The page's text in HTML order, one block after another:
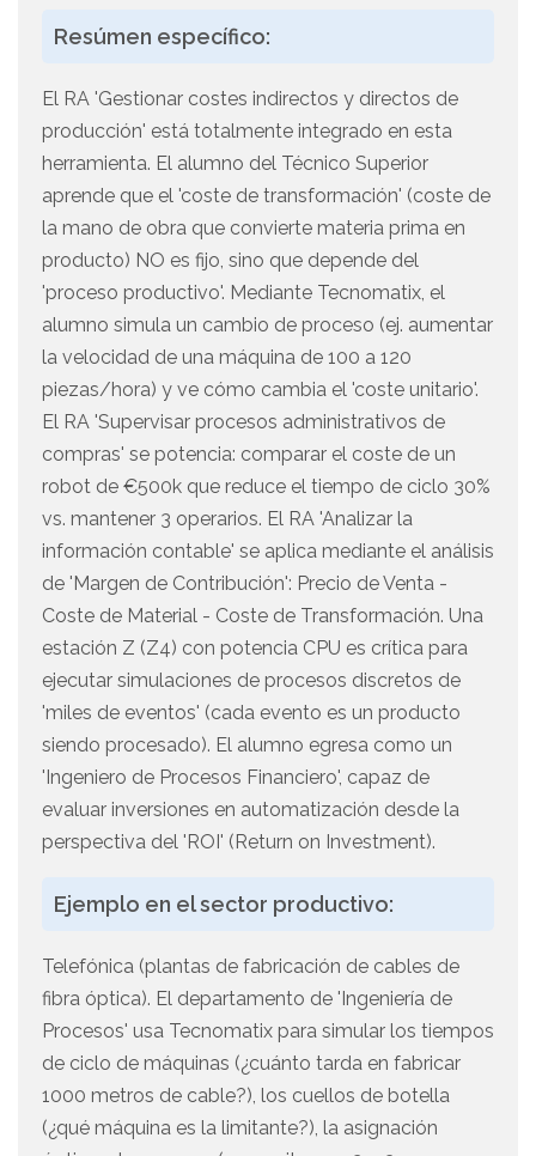
Resúmen específico:
El RA 'Gestionar costes indirectos y directos de
producción' está totalmente integrado en esta
herramienta. El alumno del Técnico Superior
aprende que el 'coste de transformación' (coste de
la mano de obra que convierte materia prima en
producto) NO es fijo, sino que depende del
'proceso productivo'. Mediante Tecnomatix, el
alumno simula un cambio de proceso (ej. aumentar
la velocidad de una máquina de 100 a 120
piezas/hora) y ve cómo cambia el 'coste unitario'.
El RA 'Supervisar procesos administrativos de
compras' se potencia: comparar el coste de un
robot de €500k que reduce el tiempo de ciclo 30%
vs. mantener 3 operarios. El RA 'Analizar la
información contable' se aplica mediante el análisis
de 'Margen de Contribución': Precio de Venta -
Coste de Material - Coste de Transformación. Una
estación Z (Z4) con potencia CPU es crítica para
ejecutar simulaciones de procesos discretos de
'miles de eventos' (cada evento es un producto
siendo procesado). El alumno egresa como un
'Ingeniero de Procesos Financiero', capaz de
evaluar inversiones en automatización desde la
perspectiva del 'ROI' (Return on Investment).
Ejemplo en el sector productivo:
Telefónica (plantas de fabricación de cables de
fibra óptica). El departamento de 'Ingeniería de
Procesos' usa Tecnomatix para simular los tiempos
de ciclo de máquinas (¿cuánto tarda en fabricar
1000 metros de cable?), los cuellos de botella
(¿qué máquina es la limitante?), la asignación